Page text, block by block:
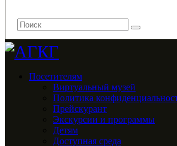
Посетителям
Виртуальный музей
Политика
Прейскурант
Экскурсии и программы
Детям
Доступная среда